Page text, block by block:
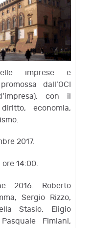
imprese e
dall’OCI
con il
economia,
2017.
14:00.
2016: Roberto
Sergio Rizzo,
Stasio, Eligio
Fimiani,